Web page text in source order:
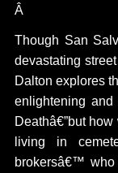
Â
Though San
devastating
Dalton explores
enlightening
Deathâ€”but
living in
brokersâ€™ who